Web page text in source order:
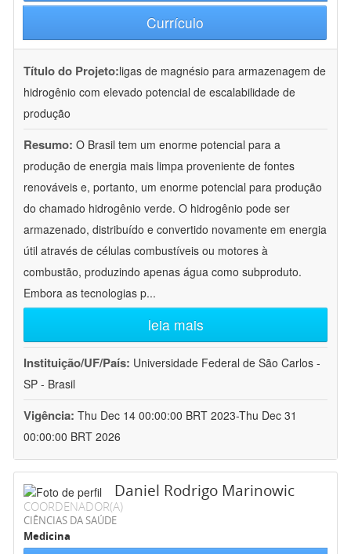
Currículo
Título do Projeto:ligas de magnésio para armazenagem de
hidrogênio com elevado potencial de escalabilidade de
produção
Resumo: O Brasil tem um enorme potencial para a
produção de energia mais limpa proveniente de fontes
renováveis e, portanto, um enorme potencial para produção
do chamado hidrogênio verde. O hidrogênio pode ser
armazenado, distribuído e convertido novamente em energia
útil através de células combustíveis ou motores à
combustão, produzindo apenas água como subproduto.
Embora as tecnologias p...
leia mais
Instituição/UF/País: Universidade Federal de São Carlos -
SP - Brasil
Vigência: Thu Dec 14 00:00:00 BRT 2023-Thu Dec 31
00:00:00 BRT 2026
Daniel Rodrigo Marinowic
COORDENADOR(A)
CIÊNCIAS DA SAÚDE
Medicina